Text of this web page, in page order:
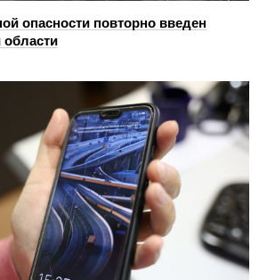
опасности повторно введен